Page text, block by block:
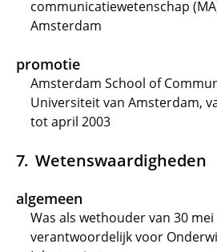
communicatiewetenschap
Amsterdam
promotie
Amsterdam School of
Universiteit van Amsterdam,
tot april 2003
Wetenswaardigheden
algemeen
Was als wethouder van 30
verantwoordelijk voor